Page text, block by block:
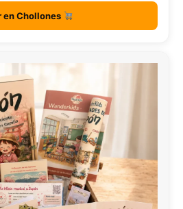
en Chollones